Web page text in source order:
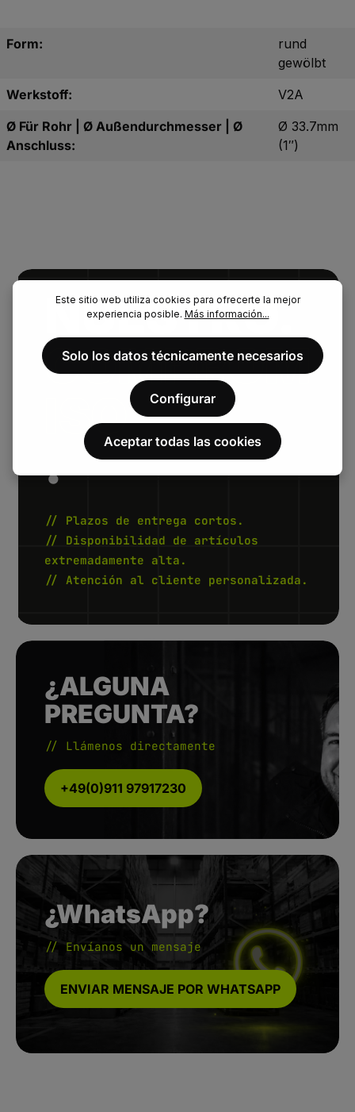
Form:
rund
gewölbt
Werkstoff:
V2A
Ø Für Rohr | Ø Außendurchmesser | Ø
Anschluss:
Ø 33.7mm
(1″)
NUESTRO.
COMPROM
ISO
.
// Plazos de entrega cortos.
// Disponibilidad de artículos
extremadamente alta.
// Atención al cliente personalizada.
¿ALGUNA
PREGUNTA?
// Llámenos directamente
+49(0)911 97917230
¿WhatsApp?
// Envíanos un mensaje
ENVIAR MENSAJE POR WHATSAPP
Este sitio web utiliza cookies para ofrecerte la mejor
experiencia posible. Más información...
Solo los datos técnicamente necesarios
Configurar
Aceptar todas las cookies